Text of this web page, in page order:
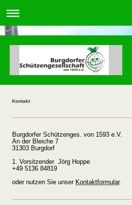
Kontakt
Burgdorfer Schützenges. von 1593 e.V.
An der Bleiche 7
31303 Burgdorf
1. Vorsitzender Jörg Hoppe
+49 5136 84819
oder nutzen Sie unser Kontaktformular.